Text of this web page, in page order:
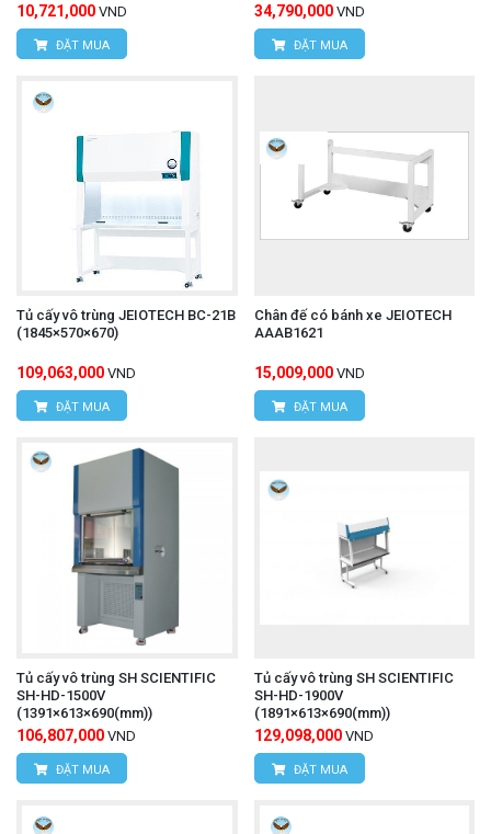
10,721,000 VND
ĐẶT MUA
34,790,000 VND
ĐẶT MUA
Tủ cấy vô trùng JEIOTECH BC-21B
(1845×570×670)
109,063,000 VND
ĐẶT MUA
Chân đế có bánh xe JEIOTECH
AAAB1621
15,009,000 VND
ĐẶT MUA
Tủ cấy vô trùng SH SCIENTIFIC
SH-HD-1500V
(1391×613×690(mm))
106,807,000 VND
ĐẶT MUA
Tủ cấy vô trùng SH SCIENTIFIC
SH-HD-1900V
(1891×613×690(mm))
129,098,000 VND
ĐẶT MUA